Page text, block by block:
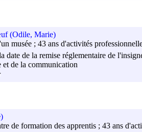
(Odile, Marie)
musée ; 43 ans d'activités
date de la remise réglementaire de
de la communication
de formation des apprentis ; 43 ans